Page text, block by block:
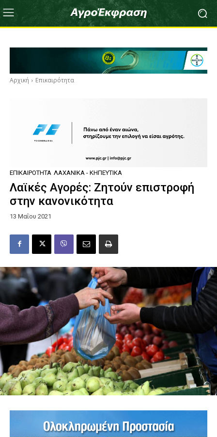
Αρχική Επικαιρότητα
ΕΠΙΚΑΙΡΌΤΗΤΑ ΛΑΧΑΝΙΚΆ - ΚΗΠΕΥΤΙΚΆ
Λαϊκές Αγορές: Ζητούν επιστροφή
στην κανονικότητα
13 Μαΐου 2021